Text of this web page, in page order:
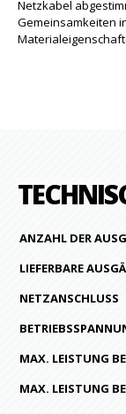
Netzkabel
Gemeinsamkeiten
ANZAHL DER
LIEFERBARE
NETZANSCHLUSS
MAX. LEISTUNG
MAX. LEISTUNG